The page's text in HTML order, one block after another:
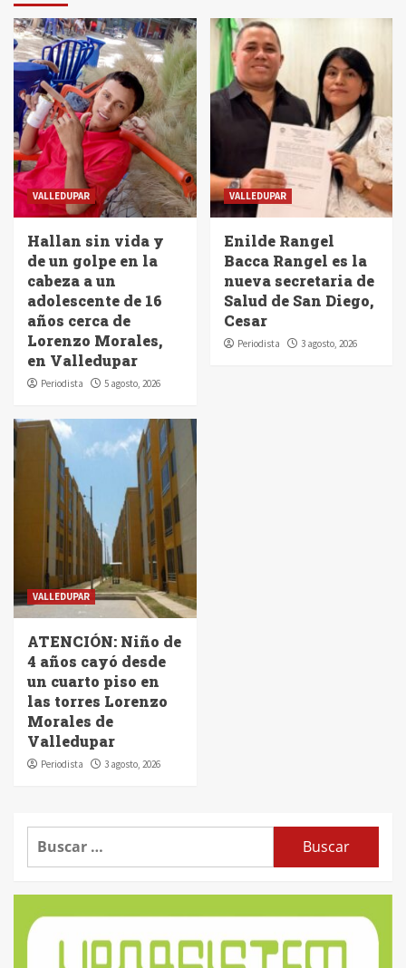
VALLEDUPAR
Hallan sin vida y
de un golpe en la
cabeza a un
adolescente de 16
años cerca de
Lorenzo Morales,
en Valledupar
Periodista 5 agosto, 2026
VALLEDUPAR
Enilde Rangel
Bacca Rangel es la
nueva secretaria de
Salud de San Diego,
Cesar
Periodista 3 agosto, 2026
VALLEDUPAR
ATENCIÓN: Niño de
4 años cayó desde
un cuarto piso en
las torres Lorenzo
Morales de
Valledupar
Periodista 3 agosto, 2026
Buscar: